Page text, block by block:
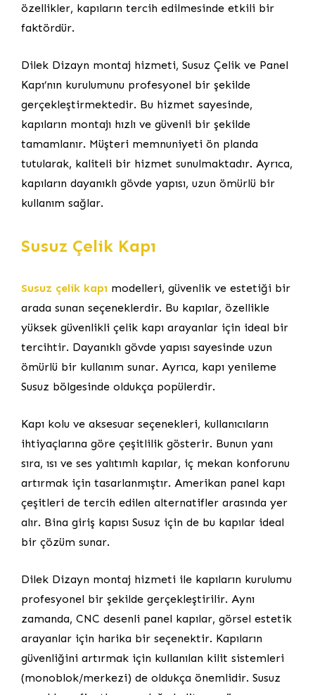
özellikler, kapıların tercih edilmesinde etkili bir
faktördür.
Dilek Dizayn montaj hizmeti, Susuz Çelik ve Panel
Kapı’nın kurulumunu profesyonel bir şekilde
gerçekleştirmektedir. Bu hizmet sayesinde,
kapıların montajı hızlı ve güvenli bir şekilde
tamamlanır. Müşteri memnuniyeti ön planda
tutularak, kaliteli bir hizmet sunulmaktadır. Ayrıca,
kapıların dayanıklı gövde yapısı, uzun ömürlü bir
kullanım sağlar.
Susuz Çelik Kapı
Susuz çelik kapı modelleri, güvenlik ve estetiği bir
arada sunan seçeneklerdir. Bu kapılar, özellikle
yüksek güvenlikli çelik kapı arayanlar için ideal bir
tercihtir. Dayanıklı gövde yapısı sayesinde uzun
ömürlü bir kullanım sunar. Ayrıca, kapı yenileme
Susuz bölgesinde oldukça popülerdir.
Kapı kolu ve aksesuar seçenekleri, kullanıcıların
ihtiyaçlarına göre çeşitlilik gösterir. Bunun yanı
sıra, ısı ve ses yalıtımlı kapılar, iç mekan konforunu
artırmak için tasarlanmıştır. Amerikan panel kapı
çeşitleri de tercih edilen alternatifler arasında yer
alır. Bina giriş kapısı Susuz için de bu kapılar ideal
bir çözüm sunar.
Dilek Dizayn montaj hizmeti ile kapıların kurulumu
profesyonel bir şekilde gerçekleştirilir. Aynı
zamanda, CNC desenli panel kapılar, görsel estetik
arayanlar için harika bir seçenektir. Kapıların
güvenliğini artırmak için kullanılan kilit sistemleri
(monoblok/merkezi) de oldukça önemlidir. Susuz